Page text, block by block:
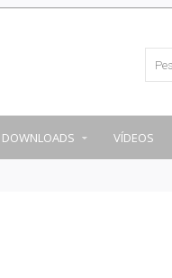
DOWNLOADS VÍDEOS